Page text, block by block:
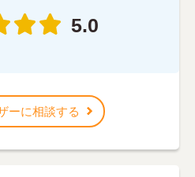
5.0
ーに相談する